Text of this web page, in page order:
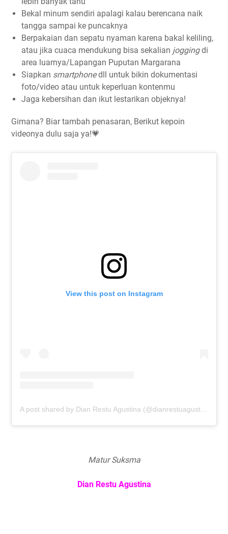
Bekal minum sendiri apalagi kalau berencana naik
tangga sampai ke puncaknya
Berpakaian dan sepatu nyaman karena bakal keliling,
atau jika cuaca mendukung bisa sekalian joggingdi
area luarnya/Lapangan Puputan Margarana
Siapkan smartphonedll untuk bikin dokumentasi
foto/video atau untuk keperluan kontenmu
Jaga kebersihan dan ikut lestarikan objeknya!
Gimana? Biar tambah penasaran, Berikut kepoin
videonya dulu saja ya!💗
View this post on Instagram
Matur Suksma
Dian Restu Agustina